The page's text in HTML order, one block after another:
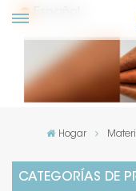
Hogar
CATEGORÍAS DE